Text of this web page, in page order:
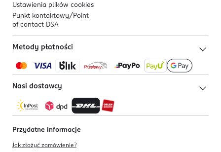
Ustawienia plików cookies
Punkt kontaktowy/ Point
of contact DSA
Metody płatności
Nasi dostawcy
Przydatne informacje
Jak złożyć zamówienie?